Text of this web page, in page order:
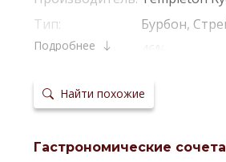
Тип:
Бурбон,
Крепость:
Выдержка в
бочках:
сервировки:
Сайт
Подробнее
Найти похожие
Гастрономические